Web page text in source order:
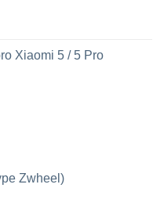
Xiaomi 5 / 5 Pro
Zwheel)